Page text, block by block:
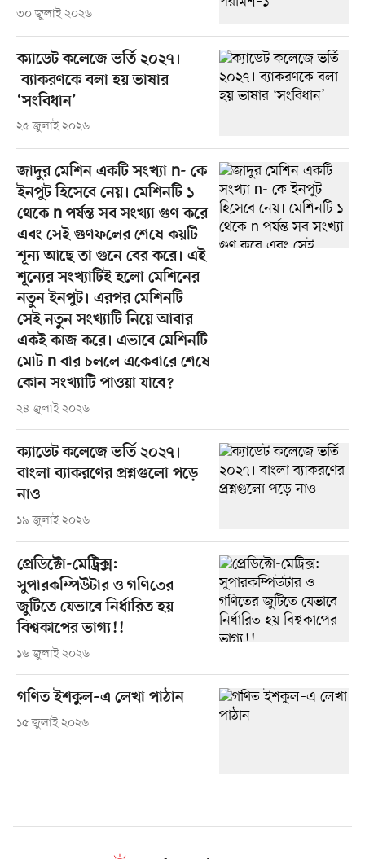
৩০ জুলাই ২০২৬
ক্যাডেট কলেজে ভর্তি ২০২৭।
ব্যাকরণকে বলা হয় ভাষার
‘সংবিধান’
২৫ জুলাই ২০২৬
জাদুর মেশিন একটি সংখ্যা n- কে
ইনপুট হিসেবে নেয়। মেশিনটি ১
থেকে n পর্যন্ত সব সংখ্যা গুণ করে
এবং সেই গুণফলের শেষে কয়টি
শূন্য আছে তা গুনে বের করে। এই
শূন্যের সংখ্যাটিই হলো মেশিনের
নতুন ইনপুট। এরপর মেশিনটি
সেই নতুন সংখ্যাটি নিয়ে আবার
একই কাজ করে। এভাবে মেশিনটি
মোট n বার চললে একেবারে শেষে
কোন সংখ্যাটি পাওয়া যাবে?
২৪ জুলাই ২০২৬
ক্যাডেট কলেজে ভর্তি ২০২৭।
বাংলা ব্যাকরণের প্রশ্নগুলো পড়ে
নাও
১৯ জুলাই ২০২৬
প্রেডিক্টো-মেট্রিক্স:
সুপারকম্পিউটার ও গণিতের
জুটিতে যেভাবে নির্ধারিত হয়
বিশ্বকাপের ভাগ্য!!
১৬ জুলাই ২০২৬
গণিত ইশকুল–এ লেখা পাঠান
১৫ জুলাই ২০২৬